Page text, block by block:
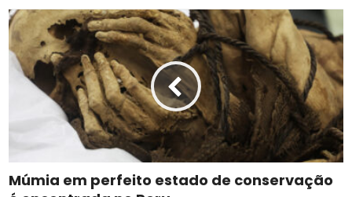
Múmia em perfeito estado de conservação